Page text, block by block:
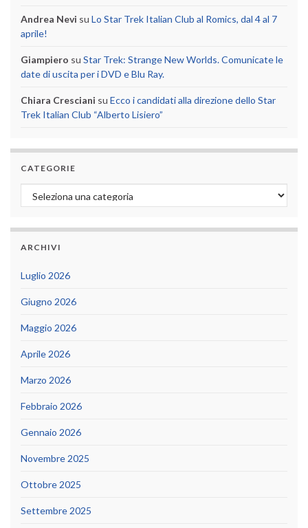
Andrea Nevi su Lo Star Trek Italian Club al Romics, dal 4 al 7
aprile!
Giampiero su Star Trek: Strange New Worlds. Comunicate le
date di uscita per i DVD e Blu Ray.
Chiara Cresciani su Ecco i candidati alla direzione dello Star
Trek Italian Club “Alberto Lisiero”
CATEGORIE
Categorie
ARCHIVI
Luglio 2026
Giugno 2026
Maggio 2026
Aprile 2026
Marzo 2026
Febbraio 2026
Gennaio 2026
Novembre 2025
Ottobre 2025
Settembre 2025